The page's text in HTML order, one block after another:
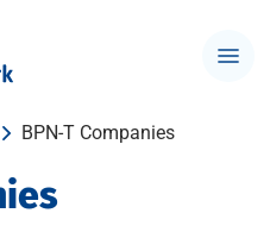
BPN-T Companies